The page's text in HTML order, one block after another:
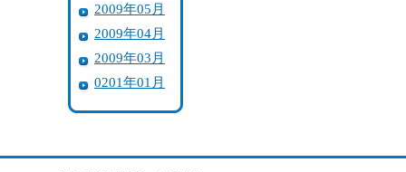
2009年05月
2009年04月
2009年03月
0201年01月